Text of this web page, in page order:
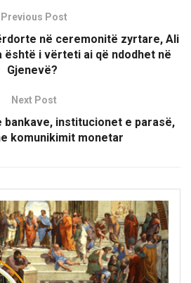
Previous Post
në ceremonitë zyrtare, Ali
është i vërteti ai që ndodhet në
Gjenevë?
Next Post
institucionet e parasë,
komunikimit monetar